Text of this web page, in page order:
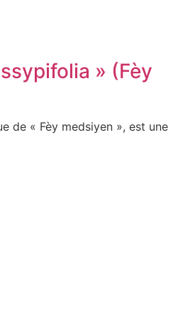
» (Fèy
de « Fèy medsiyen », est une